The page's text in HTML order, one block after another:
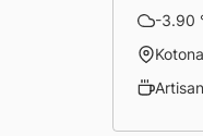
-3.90
Kotona